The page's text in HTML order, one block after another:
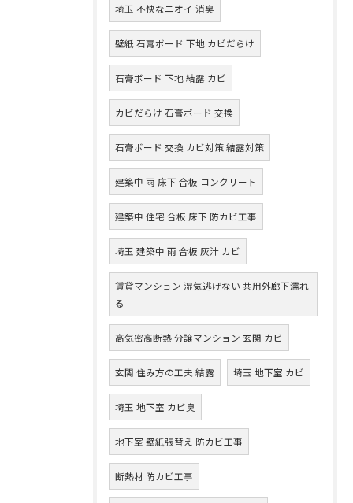
埼玉 不快なニオイ 消臭
壁紙 石膏ボード 下地 カビだらけ
石膏ボード 下地 結露 カビ
カビだらけ 石膏ボード 交換
石膏ボード 交換 カビ対策 結露対策
建築中 雨 床下 合板 コンクリート
建築中 住宅 合板 床下 防カビ工事
埼玉 建築中 雨 合板 灰汁 カビ
賃貸マンション 湿気逃げない 共用外廊下濡れ
る
高気密高断熱 分譲マンション 玄関 カビ
玄関 住み方の工夫 結露 埼玉 地下室 カビ
埼玉 地下室 カビ臭
地下室 壁紙張替え 防カビ工事
断熱材 防カビ工事